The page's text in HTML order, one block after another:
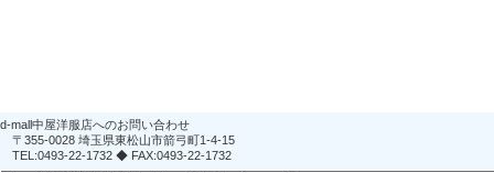
d-mall中屋洋服店へのお問い合わせ
〒355-0028 埼玉県東松山市箭弓町1-4-15
TEL:0493-22-1732 ◆ FAX:0493-22-1732